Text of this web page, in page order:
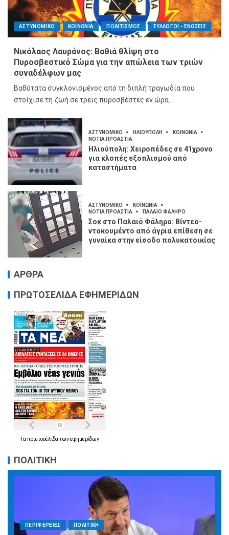
ΑΣΤΥΝΟΜΙΚΟ ΚΟΙΝΩΝΙΑ ΠΟΛΙΤΙΣΜΟΣ ΣΥΛΛΟΓΟΙ - ΕΝΩΣΕΙΣ
Νικόλαος Λαυράνος: Βαθιά θλίψη στο
Πυροσβεστικό Σώμα για την απώλεια των τριών
συναδέλφων μας
Βαθύτατα συγκλονισμένος από τη διπλή τραγωδία που
στοίχισε τη ζωή σε τρεις πυροσβέστες εν ώρα...
ΑΣΤΥΝΟΜΙΚΟ ΗΛΙΟΥΠΟΛΗ
ΚΟΙΝΩΝΙΑ
ΝΟΤΙΑ ΠΡΟΑΣΤΙΑ
Ηλιούπολη: Χειροπέδες σε 41χρονο
για κλοπές εξοπλισμού από
καταστήματα
ΑΣΤΥΝΟΜΙΚΟ
ΚΟΙΝΩΝΙΑ
ΝΟΤΙΑ ΠΡΟΑΣΤΙΑ
ΠΑΛΑΙΟ ΦΑΛΗΡΟ
Σοκ στο Παλαιό Φάληρο: Βίντεο-
ντοκουμέντο από άγρια επίθεση σε
γυναίκα στην είσοδο πολυκατοικίας
ΑΡΘΡΑ
ΠΡΩΤΟΣΕΛΙΔΑ ΕΦΗΜΕΡΙΔΩΝ
Τα πρωτοσέλιδα τωνεφημερίδων
ΠΟΛΙΤΙΚΗ
ΠΕΡΙΦΕΡΕΙΕΣ ΠΟΛΙΤΙΚΗ